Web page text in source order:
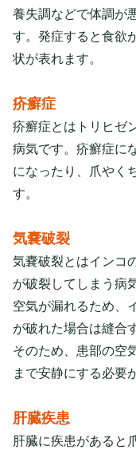
養失調などで体調が
す。発症すると食欲
状が表れます。
疥癬症
疥癬症とはトリヒゼ
病気です。疥癬症に
になったり、爪やく
す。
気嚢破裂
気嚢破裂とはインコ
が破裂してしまう病
空気が漏れるため、
が破れた場合は縫合
そのため、患部の空
まで安静にする必要
肝臓疾患
肝臓に疾患があると